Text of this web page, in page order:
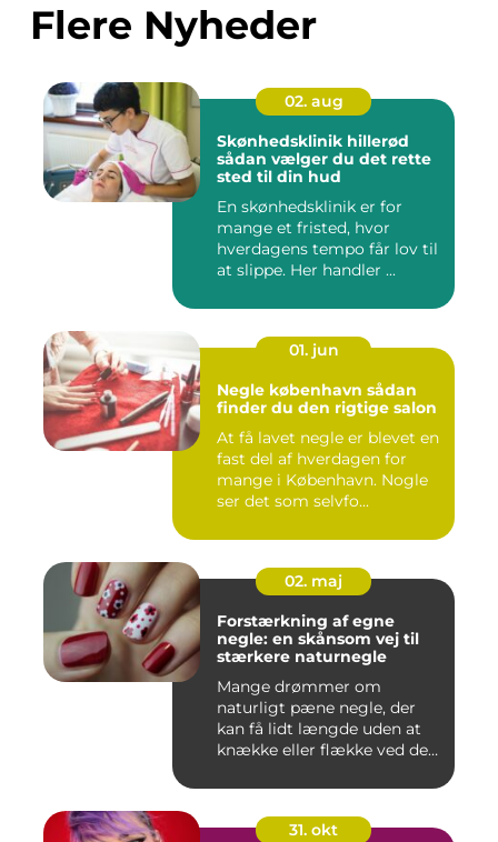
Flere Nyheder
02. aug
Skønhedsklinik hillerød
sådan vælger du det rette
sted til din hud
En skønhedsklinik er for
mange et fristed, hvor
hverdagens tempo får lov til
at slippe. Her handler ...
01. jun
Negle københavn sådan
finder du den rigtige salon
At få lavet negle er blevet en
fast del af hverdagen for
mange i København. Nogle
ser det som selvfo...
02. maj
Forstærkning af egne
negle: en skånsom vej til
stærkere naturnegle
Mange drømmer om
naturligt pæne negle, der
kan få lidt længde uden at
knække eller flække ved den
31. okt